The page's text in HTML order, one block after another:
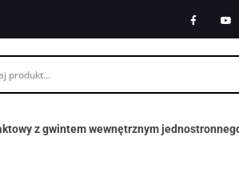
z gwintem wewnętrznym